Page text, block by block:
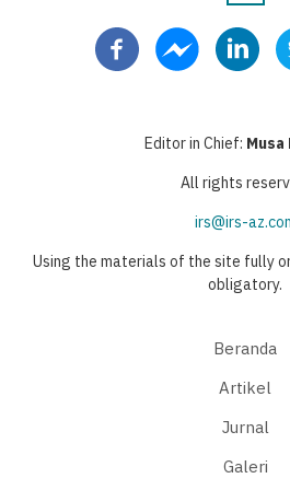
Editor in Chief:
All rights
irs@irs-
Using the materials of the site fully
obligatory.
Beranda
Artikel
Jurnal
Galeri